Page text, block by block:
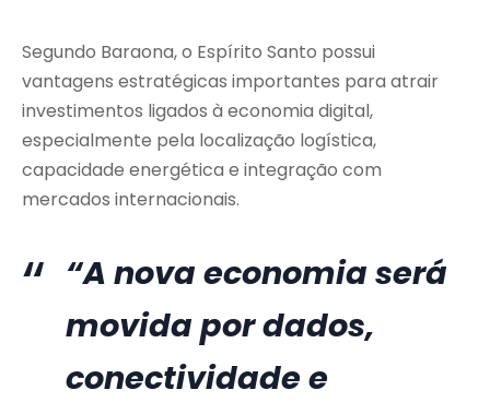
Segundo Baraona, o Espírito Santo possui
vantagens estratégicas importantes para atrair
investimentos ligados à economia digital,
especialmente pela localização logística,
capacidade energética e integração com
mercados internacionais.
“A nova economia será
movida por dados,
conectividade e